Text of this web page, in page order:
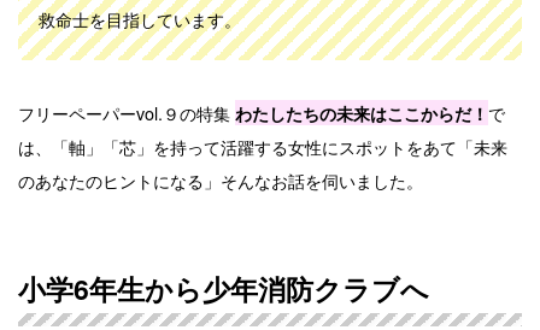
救命士を目指しています。
フリーペーパーvol.９の特集 わたしたちの未来はここからだ！ で
は、「軸」「芯」を持って活躍する女性にスポットをあて「未来
のあなたのヒントになる」そんなお話を伺いました。
小学6年生から少年消防クラブへ